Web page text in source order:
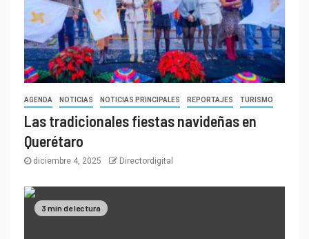
AGENDA NOTICIAS NOTICIAS PRINCIPALES REPORTAJES TURISMO
Las tradicionales fiestas navideñas en
Querétaro
diciembre 4, 2025 Directordigital
3 min de lectura